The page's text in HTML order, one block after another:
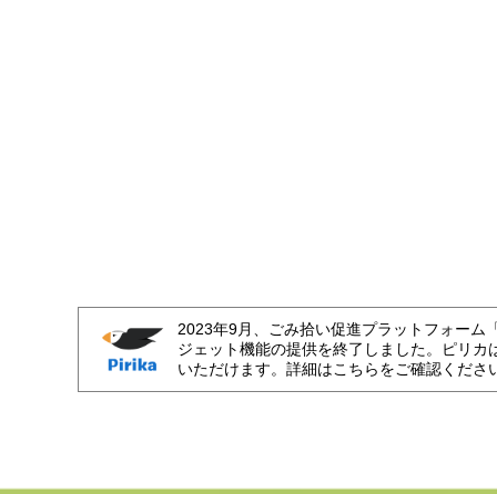
2023年9月、ごみ拾い促進プラットフォーム
ジェット機能の提供を終了しました。ピリカ
いただけます。詳細はこちらをご確認くださ